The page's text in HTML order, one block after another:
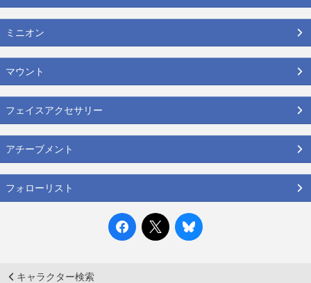
ミニオン
マウント
フェイスアクセサリー
アチーブメント
フォローリスト
キャラクター検索